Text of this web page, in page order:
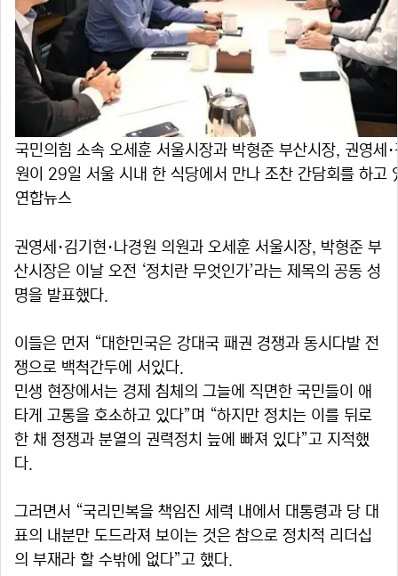
국민의힘 소속 오세훈 서울시장과 박형준 부산시장, 권영세
원이 29일 서울 시내 한 식당에서 만나 조찬 간담회를 하고
연합뉴스
권영세·김기현·나경원 의원과 오세훈 서울시장, 박형준 부
산시장은 이날 오전 ‘정치란 무엇인가’라는 제목의 공동 성
명을 발표했다.
이들은 먼저 “대한민국은 강대국 패권 경쟁과 동시다발 전
쟁으로 백척간두에 서있다.
민생 현장에서는 경제 침체의 그늘에 직면한 국민들이 애
타게 고통을 호소하고 있다”며 “하지만 정치는 이를 뒤로
한 채 정쟁과 분열의 권력정치 늪에 빠져 있다”고 지적했
다.
그러면서 “국리민복을 책임진 세력 내에서 대통령과 당 대
표의 내분만 도드라져 보이는 것은 참으로 정치적 리더십
의 부재라 할 수밖에 없다”고 했다.